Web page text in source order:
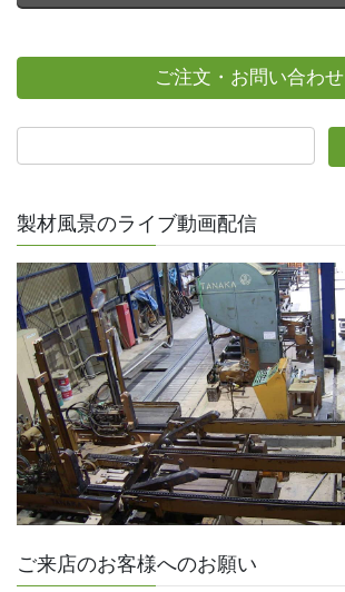
ご注文・お問い合わせ
製材風景のライブ動画配信
ご来店のお客様へのお願い